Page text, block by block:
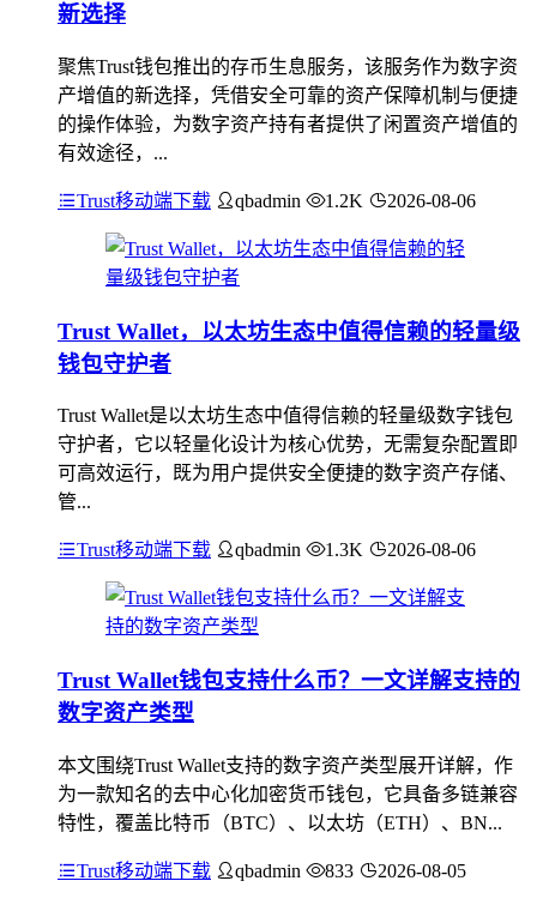
新选择
聚焦Trust钱包推出的存币生息服务，该服务作为数字资
产增值的新选择，凭借安全可靠的资产保障机制与便捷
的操作体验，为数字资产持有者提供了闲置资产增值的
有效途径，...
Trust移动端下载 qbadmin 1.2K 2026-08-06
Trust Wallet，以太坊生态中值得信赖的轻量级
钱包守护者
Trust Wallet是以太坊生态中值得信赖的轻量级数字钱包
守护者，它以轻量化设计为核心优势，无需复杂配置即
可高效运行，既为用户提供安全便捷的数字资产存储、
管...
Trust移动端下载 qbadmin 1.3K 2026-08-06
Trust Wallet钱包支持什么币？一文详解支持的
数字资产类型
本文围绕Trust Wallet支持的数字资产类型展开详解，作
为一款知名的去中心化加密货币钱包，它具备多链兼容
特性，覆盖比特币（BTC）、以太坊（ETH）、BN...
Trust移动端下载 qbadmin 833 2026-08-05